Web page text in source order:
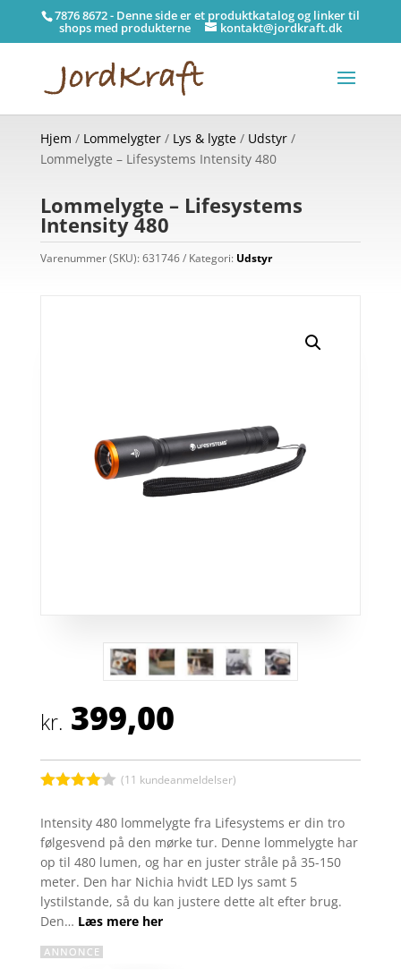
7876 8672 - Denne side er et produktkatalog og linker til
shops med produkterne kontakt@jordkraft.dk
Hjem / Lommelygter/ Lys & lygte/ Udstyr/
Lommelygte – Lifesystems Intensity 480
Lommelygte – Lifesystems
Intensity 480
Varenummer (SKU):631746 Kategori: Udstyr
kr. 399,00
ud af 5
baseret
på
kundebed
ømmelse
r
(11 kundeanmeldelser)
Intensity 480 lommelygte fra Lifesystems er din tro
følgesvend på den mørke tur. Denne lommelygte har
op til 480 lumen, og har en juster stråle på 35-150
meter. Den har Nichia hvidt LED lys samt 5
lystilstande, så du kan justere dette alt efter brug.
Den… Læs mere her